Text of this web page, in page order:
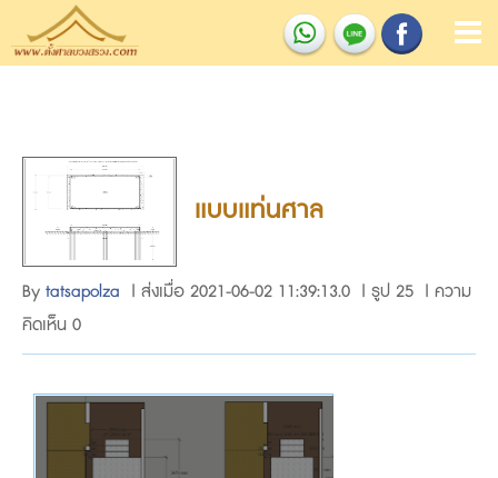
แบบแท่นศาล
By tatsapolza | ส่งเมื่อ 2021-06-02 11:39:13.0 | รูป 25 | ความ
คิดเห็น 0